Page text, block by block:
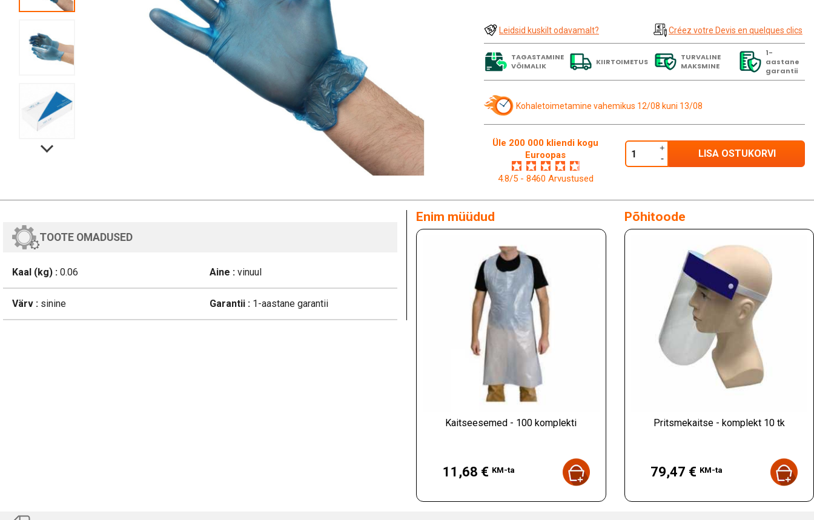
Leidsid kuskilt odavamalt? Créez votre Devis en quelques clics
TAGASTAMINE
VÕIMALIK
KIIRTOIMETUS
TURVALINE
MAKSMINE
1-
aastane
garantii
Kohaletoimetamine vahemikus 12/08 kuni 13/08
Üle 200 000 kliendi kogu
Euroopas
4.8/5 - 8460 Arvustused
LISA OSTUKORVI
TOOTE OMADUSED
Kaal (kg) : 0.06 Aine :vinuul
Värv : sinine Garantii :1-aastane garantii
Enim müüdud
Kaitseesemed - 100 komplekti
11,68 € KM-ta
Põhitoode
Pritsmekaitse - komplekt 10 tk
79,47 € KM-ta